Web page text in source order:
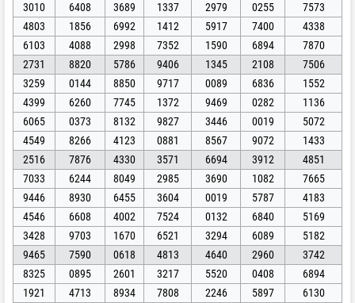
3010
6408 3689 1337 2979 0255
7573
4803
1856 6992 1412 5917 7400
4338
6103
4088 2998 7352 1590 6894
7870
2731
8820 5786 9406 1345 2108
7506
3259
0144 8850 9717 0089 6836
1552
4399
6260 7745 1372 9469 0282
1136
6065
0373 8132 9827 3446 0019
5072
4549
8266 4123 0881 8567 9072
1433
2516
7876 4330 3571 6694 3912
4851
7033
6244 8049 2985 3690 1082
7665
9446
8930 6455 3604 0019 5787
4183
4546
6608 4002 7524 0132 6840
5169
3428
9703 1670 6521 3294 6089
5182
9465
7590 0618 4813 4640 2960
3742
8325
0895 2601 3217 5520 0408
6894
1921
4713 8934 7808 2246 5897
6130